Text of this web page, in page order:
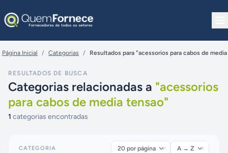
Página Inicial / Categorias / Resultados para "acessorios para cabos de
RESULTADOS DE BUSCA
Categorias relacionadas a "acessorios
para cabos de media tensao"
1 categorias encontradas
CATEGORIA